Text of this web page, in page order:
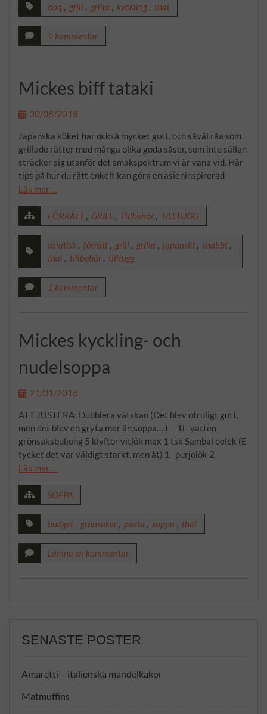
bbq grill grilla kyckling thai
1 kommentar
Mickes biff tataki
30/08/2018
Japanska köket har också mycket gott, och såväl råa som
grillade rätter med många olika goda såser, som inte sällan
sträcker sig utanför det smakspektrum vi är vana vid. Här
tips på hur du rätt enkelt kan göra en asieninspirerad
Läs mer …
FÖRRÄTT , GRILL , Tillbehör , TILLTUGG
asiatisk , förrätt , grill , grilla , japanskt , snabbt ,
thai , tillbehör , tilltugg
1 kommentar
Mickes kyckling- och
nudelsoppa
21/01/2016
ATT JUSTERA: Dubblera vätskan (Det blev otroligt gott,
men det blev en gryta mer än soppa….) 1l vatten
grönsaksbuljong 5 klyftor vitlök max 1 tsk Sambal oelek (E
tycket det var väldigt starkt, men åt) 1 purjolök 2
Läs mer …
SOPPA
budget grönsaker pasta soppa thai
Lämna en kommentar
SENASTE POSTER
Amaretti – italienska mandelkakor
Matmuffins